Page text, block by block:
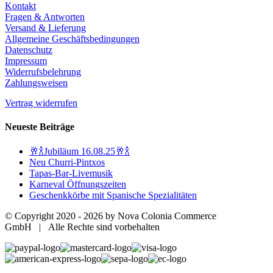
Kontakt
Fragen & Antworten
Versand & Lieferung
Allgemeine Geschäftsbedingungen
Datenschutz
Impressum
Widerrufsbelehrung
Zahlungsweisen
Vertrag widerrufen
Neueste Beiträge
🥂🍾Jubiläum 16.08.25🥂🍾
Neu Churri-Pintxos
Tapas-Bar-Livemusik
Karneval Öffnungszeiten
Geschenkkörbe mit Spanische Spezialitäten
© Copyright 2020 - 2026 by Nova Colonia Commerce
GmbH | Alle Rechte sind vorbehalten